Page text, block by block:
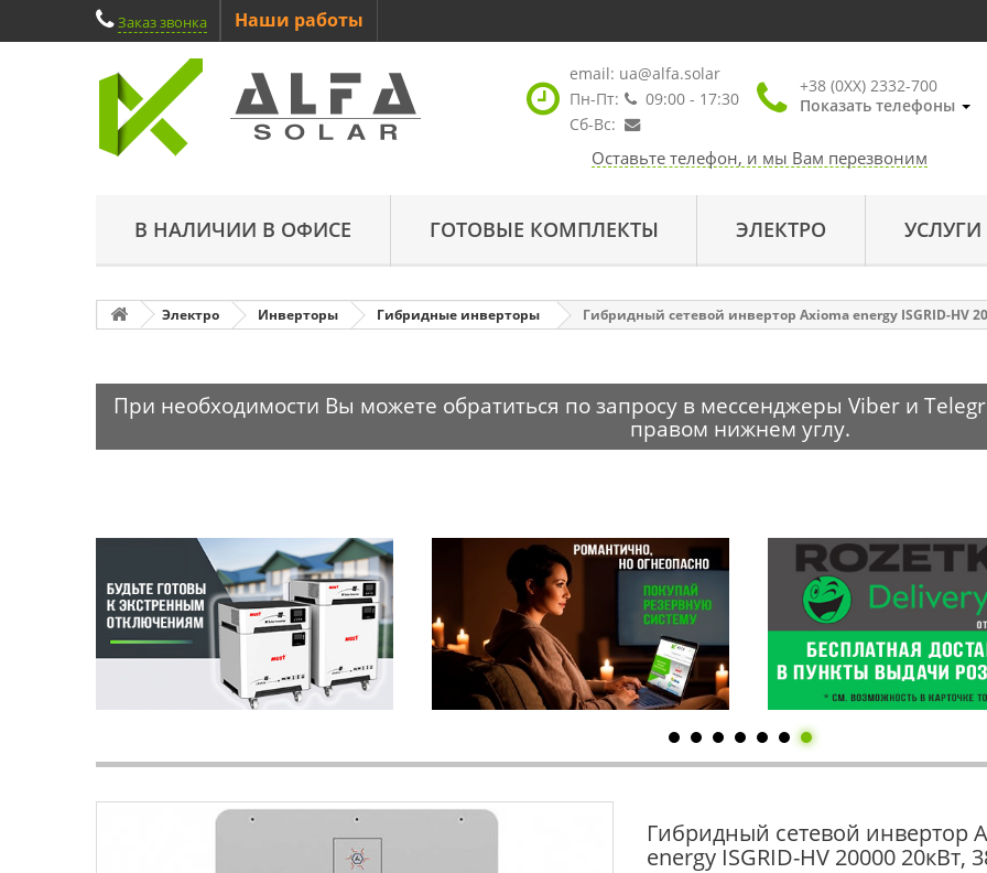
Заказ звонка Наши работы
email: ua@alfa.solar
Пн-Пт:
09:00 - 17:30
Сб-Вс:
+38 (0XX) 2332-700
Показать телефоны
Оставьте телефон, и мы Вам перезвоним
В НАЛИЧИИ В ОФИСЕ ГОТОВЫЕ КОМПЛЕКТЫ ЭЛЕКТРО УСЛУГИ
Электро Инверторы Гибридные инверторы Гибридный сетевой инвертор Axioma energy ISGRID-HV
При необходимости Вы можете обратиться по запросу в мессенджеры Viber и
правом нижнем углу.
Гибридный сетевой инвертор
energy ISGRID-HV 20000 20кВт,